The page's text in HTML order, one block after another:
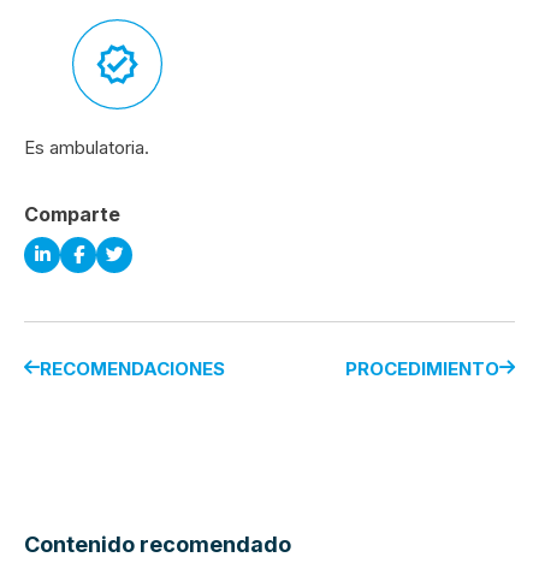
Es ambulatoria.
Comparte
RECOMENDACIONES PROCEDIMIENTO
Contenido recomendado